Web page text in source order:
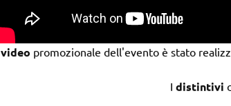
video promozionale dell'evento è stato
I distintivi